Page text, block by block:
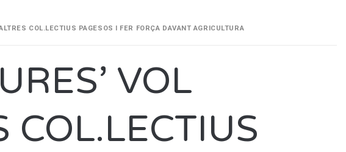
COL.LECTIUS PAGESOS I FER FORÇA DAVANT AGRICULTURA
VOL
COL.LECTIUS